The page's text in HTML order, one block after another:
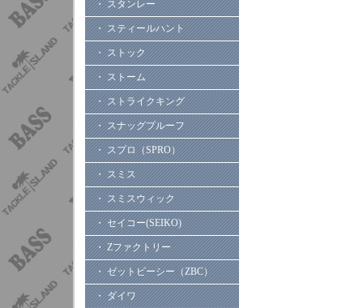
・ スタンレー
・ スティールハント
・ ストック
・ ストーム
・ ストライクキング
・ スナッグプルーフ
・ スプロ（SPRO）
・ スミス
・ スミスウィック
・ セイコー(SEIKO)
・ Zファクトリー
・ ゼットビーシー（ZBC）
・ ダイワ